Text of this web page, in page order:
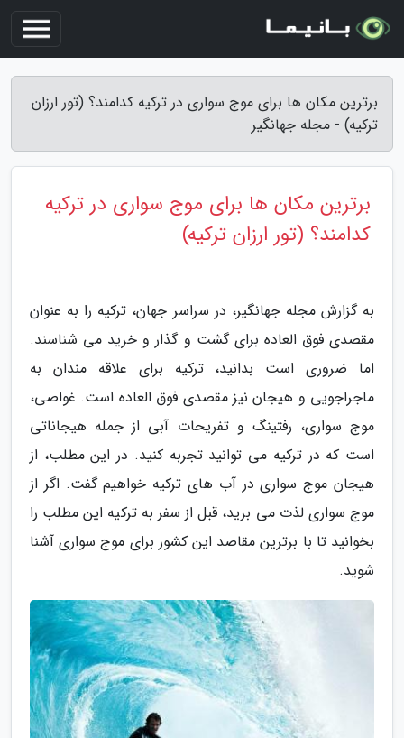
برترین مکان ها برای موج سواری در ترکیه کدامند؟ (تور ارزان
ترکیه) - مجله جهانگیر
برترین مکان ها برای موج سواری در ترکیه
کدامند؟ (تور ارزان ترکیه)
به گزارش مجله جهانگیر، در سراسر جهان، ترکیه را به عنوان
مقصدی فوق العاده برای گشت و گذار و خرید می شناسند.
اما ضروری است بدانید، ترکیه برای علاقه مندان به
ماجراجویی و هیجان نیز مقصدی فوق العاده است. غواصی،
موج سواری، رفتینگ و تفریحات آبی از جمله هیجاناتی
است که در ترکیه می توانید تجربه کنید. در این مطلب، از
هیجان موج سواری در آب های ترکیه خواهیم گفت. اگر از
موج سواری لذت می برید، قبل از سفر به ترکیه این مطلب را
بخوانید تا با برترین مقاصد این کشور برای موج سواری آشنا
شوید.